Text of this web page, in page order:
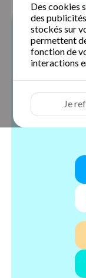
Des cookies
des
stockés sur
permettent
fonction de
interactions
Je